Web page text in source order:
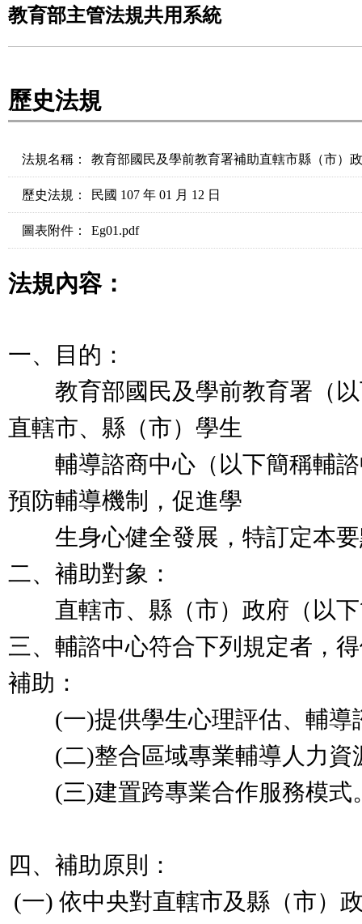
教育部主管法規共用系統
歷史法規
法規名稱： 教育部國民及學前教育署補助直轄市縣（市）
歷史法規： 民國 107 年 01 月 12 日
圖表附件： Eg01.pdf
法規內容：
一、目的：
教育部國民及學前教育署（以
直轄市、縣（市）學生
輔導諮商中心（以下簡稱輔諮
預防輔導機制，促進學
生身心健全發展，特訂定本要
二、補助對象：
直轄市、縣（市）政府（以下
三、輔諮中心符合下列規定者，
補助：
(一)提供學生心理評估、輔導
(二)整合區域專業輔導人力資
(三)建置跨專業合作服務模式
四、補助原則：
(一) 依中央對直轄市及縣（市）